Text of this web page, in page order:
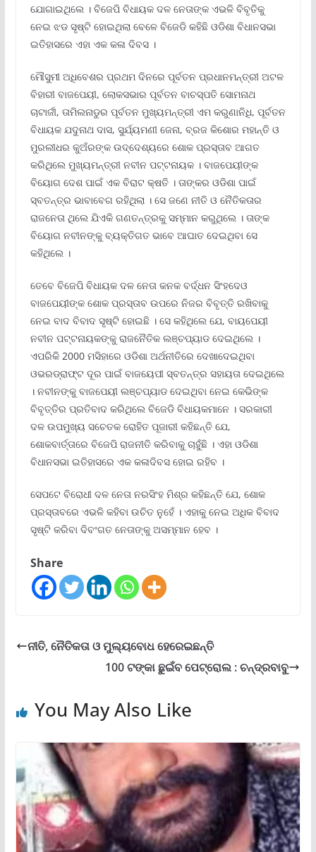
ଯୋଗାଇଥିଲେ । ବିଜେପି ବିଧାୟକ ଦଳ ନେତାଙ୍କ ଏଭଳି ବିବୃତିକୁ
ନେଇ ଝଡ ସୃଷ୍ଟି ହୋଇଥିଲା ବେଳେ ବିଜେଡି କହିଛି ଓଡିଶା ବିଧାନସଭା
ଇତିହାସରେ ଏହା ଏକ କଳା ଦିବସ ।
ମୌସୁମୀ ଅଧିବେଶର ପ୍ରଥମ ଦିନରେ ପୂର୍ବତନ ପ୍ରଧାନମନ୍ତ୍ରୀ ଅଟଳ
ବିହାରୀ ବାଜପେୟୀ, ଲୋକସଭାର ପୂର୍ବତନ ବାଚସ୍ପତି ସୋମନାଥ
ଚାଟାର୍ଜୀ, ତାମିଲନାଡୁର ପୂର୍ବତନ ମୁଖ୍ୟମନ୍ତ୍ରୀ ଏମ କରୁଣାନିଧି, ପୂର୍ବତନ
ବିଧାୟକ ଯଦୁନାଥ ଦାସ, ସୁର୍ଯ୍ୟମଣୀ ଜେନା, ବ୍ରଜ କିଶୋର ମହାନ୍ତି ଓ
ମୁରଲୀଧର କୁଅଁରଙ୍କ ଉଦ୍ଦେଶ୍ୟରେ ଶୋକ ପ୍ରସ୍ତାବ ଆଗତ
କରିଥିଲେ ମୁଖ୍ୟମନ୍ତ୍ରୀ ନବୀନ ପଟ୍ଟନାୟକ । ବାଜପେୟୀଙ୍କ
ବିୟୋଗ ଦେଶ ପାଇଁ ଏକ ବିରାଟ କ୍ଷତି । ତାଙ୍କର ଓଡିଶା ପାଇଁ
ସ୍ବତନ୍ତ୍ର ଭାବାବେଗ ରହିଥିଲା । ସେ ଜଣେ ନୀତି ଓ ନୈତିକତାର
ରାଜନେତା ଥିଲେ ଯିଏକି ଗଣତନ୍ତ୍ରକୁ ସମ୍ମାନ କରୁଥିଲେ । ତାଙ୍କ
ବିୟୋଗ ନବୀନଙ୍କୁ ବ୍ୟକ୍ତିଗତ ଭାବେ ଆଘାତ ଦେଇଥିବା ସେ
କହିଥିଲେ ।
ତେବେ ବିଜେପି ବିଧାୟକ ଦଳ ନେତା କନକ ବର୍ଦ୍ଧନ ସିଂହଦେଓ
ବାଜପେୟୀଙ୍କ ଶୋକ ପ୍ରସ୍ତାବ ଉପରେ ନିଜର ବିବୃତ୍ତି ରଖିବାକୁ
ନେଇ ବାଦ ବିବାଦ ସୃଷ୍ଟି ହୋଇଛି । ସେ କହିଥିଲେ ଯେ, ବାୟପେୟୀ
ନବୀନ ପଟ୍ଟନାୟକଙ୍କୁ ରାଜନୈତିକ ଲଞ୍ଚପ୍ୟାଡ ଦେଇଥିଲେ ।
ଏପରିକି 2000 ମସିହାରେ ଓଡିଶା ଅର୍ଥନୀତିରେ ଦେଖାଦେଇଥିବା
ଓଭରଡ୍ରାଫ୍ଟ ଦୂର ପାଇଁ ବାଜୟେପୀ ସ୍ବତନ୍ତ୍ର ସହାୟତା ଦେଇଥିଲେ
। ନବୀନଙ୍କୁ ବାଜପେୟୀ ଲଞ୍ଚପ୍ୟାଡ ଦେଇଥିବା ନେଇ କେଭିଙ୍କ
ବିବୃତ୍ତିର ପ୍ରତିବାଦ କରିଥିଲେ ବିଜେଡି ବିଧାୟକମାନେ । ସରକାରୀ
ଦଳ ଉପମୁଖ୍ୟ ସଚେତକ ରୋହିତ ପୂଜାରୀ କହିଛନ୍ତି ଯେ,
ଶୋକବାର୍ତ୍ତାରେ ବିଜେପି ରାଜନୀତି କରିବାକୁ ଚାହୁଁଛି । ଏହା ଓଡିଶା
ବିଧାନସଭା ଇତିହାସରେ ଏକ କଳାଦିବସ ହୋଇ ରହିବ ।
ସେପଟେ ବିରୋଧୀ ଦଳ ନେତା ନରସିଂହ ମିଶ୍ର କହିଛନ୍ତି ଯେ, ଶୋକ
ପ୍ରସ୍ତାବରେ ଏଭଳି କହିବା ଉଚିତ ନୁହେଁ । ଏହାକୁ ନେଇ ଅଧିକ ବିବାଦ
ସୃଷ୍ଟି କରିବା ଦିବଂଗତ ନେତାଙ୍କୁ ଅସମ୍ମାନ ହେବ ।
Share
ନୀତି, ନୈତିକତା ଓ ମୁଲ୍ୟବୋଧ ହେରେଇଛନ୍ତି
100 ଟଙ୍କା ଛୁଇଁବ ପେଟ୍ରୋଲ : ଚନ୍ଦ୍ରବାବୁ
You May Also Like